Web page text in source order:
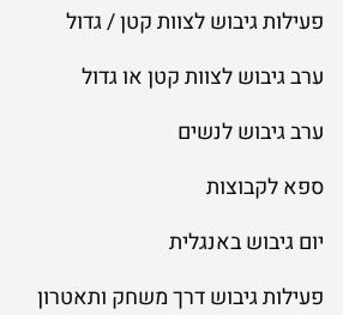
פעילות גיבוש לצוות קטן / גדול
ערב גיבוש לצוות קטן או גדול
ערב גיבוש לנשים
ספא לקבוצות
יום גיבוש באנגלית
פעילות גיבוש דרך משחק ותאטרון